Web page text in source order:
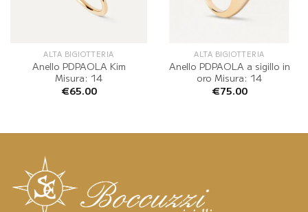
ALTA BIGIOTTERIA
Anello PDPAOLA Kim
Misura: 14
€65.00
ALTA BIGIOTTERIA
Anello PDPAOLA a sigillo in
oro Misura: 14
€75.00